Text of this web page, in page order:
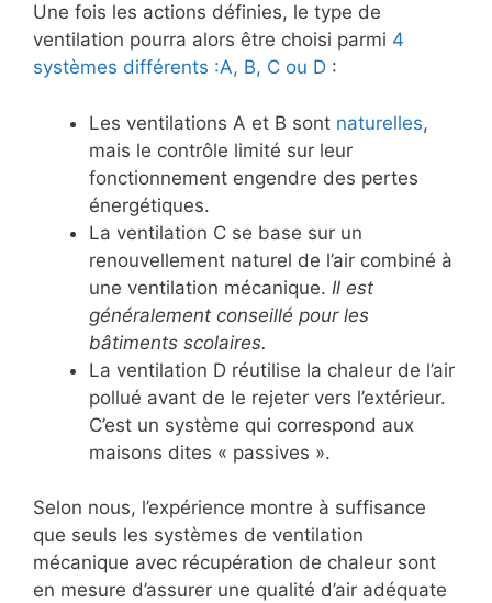
Une fois les actions définies, le type de
ventilation pourra alors être choisi parmi 4
systèmes différents :A, B, C ou D :
Les ventilations A et B sont naturelles,
mais le contrôle limité sur leur
fonctionnement engendre des pertes
énergétiques.
La ventilation C se base sur un
renouvellement naturel de l’air combiné à
une ventilation mécanique. Il est
généralement conseillé pour les
bâtiments scolaires.
La ventilation D réutilise la chaleur de l’air
pollué avant de le rejeter vers l’extérieur.
C’est un système qui correspond aux
maisons dites « passives ».
Selon nous, l’expérience montre à suffisance
que seuls les systèmes de ventilation
mécanique avec récupération de chaleur sont
en mesure d’assurer une qualité d’air adéquate